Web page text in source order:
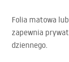
Folia matowa
zapewnia
dziennego.